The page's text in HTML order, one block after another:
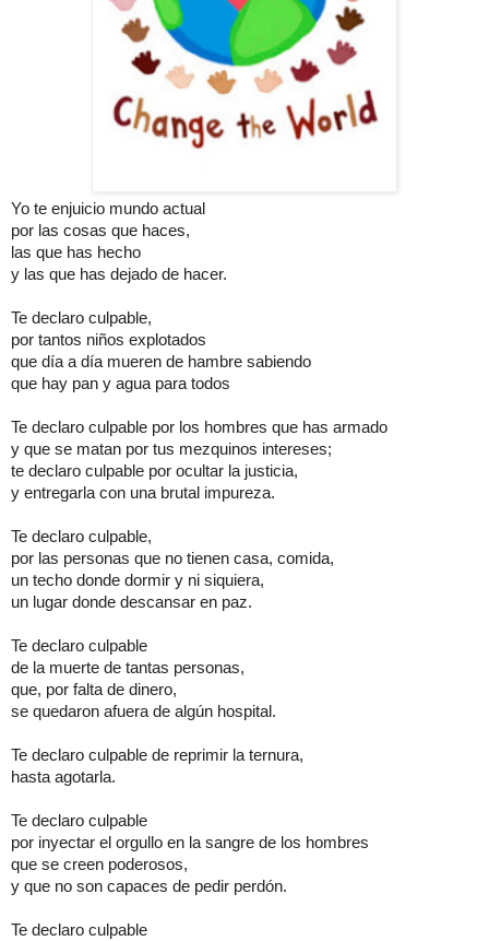
Yo te enjuicio mundo actual
por las cosas que haces,
las que has hecho
y las que has dejado de hacer.
Te declaro culpable,
por tantos niños explotados
que día a día mueren de hambre sabiendo
que hay pan y agua para todos
Te declaro culpable por los hombres que has armado
y que se matan por tus mezquinos intereses;
te declaro culpable por ocultar la justicia,
y entregarla con una brutal impureza.
Te declaro culpable,
por las personas que no tienen casa, comida,
un techo donde dormir y ni siquiera,
un lugar donde descansar en paz.
Te declaro culpable
de la muerte de tantas personas,
que, por falta de dinero,
se quedaron afuera de algún hospital.
Te declaro culpable de reprimir la ternura,
hasta agotarla.
Te declaro culpable
por inyectar el orgullo en la sangre de los hombres
que se creen poderosos,
y que no son capaces de pedir perdón.
Te declaro culpable